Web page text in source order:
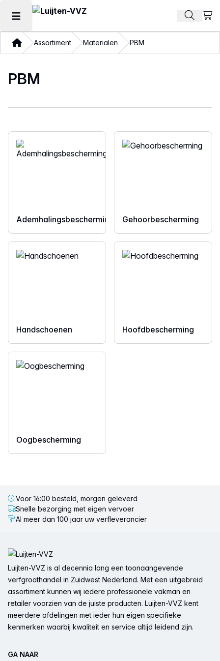
Hoofdmenu openen Zoek
ThuisAssortiment Materialen PBM
PBM
Ademhalingsbescherming Gehoorbescherming
Handschoenen Hoofdbescherming
Oogbescherming
Voor 16:00 besteld, morgen geleverd
Snelle bezorging met eigen vervoer
Al meer dan 100 jaar uw verfleverancier
Luijten-VVZ is al decennia lang een toonaangevende
verfgroothandel in Zuidwest Nederland. Met een uitgebreid
assortiment kunnen wij iedere professionele vakman en
retailer voorzien van de juiste producten. Luijten-VVZ kent
meerdere afdelingen met ieder hun eigen specifieke
kenmerken waarbij kwaliteit en service altijd leidend zijn.
GA NAAR